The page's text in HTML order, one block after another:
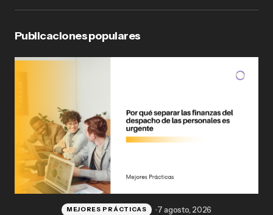
Publicaciones populares
MEJORES PRÁCTICAS 7 agosto, 2026